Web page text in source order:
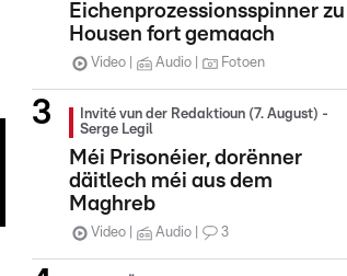
Eichenprozessionsspinner zu
Housen fort gemaach
Video Audio Fotoen
Invité vun der Redaktioun (7. August) -
Serge Legil
Méi Prisonéier, dorënner
däitlech méi aus dem
Maghreb
Video Audio 3